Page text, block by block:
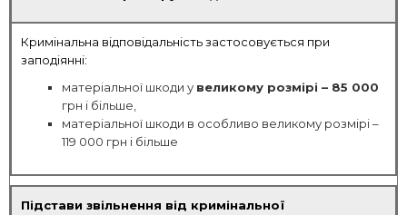
Кримінальна відповідальність застосовується при
заподіянні:
матеріальної шкоди у великому розмірі – 85 000
грн і більше,
матеріальної шкоди в особливо великому розмірі –
119 000 грн і більше
Підстави звільнення від кримінальної